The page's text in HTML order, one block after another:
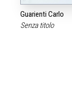
Guarienti Carlo
Senza titolo